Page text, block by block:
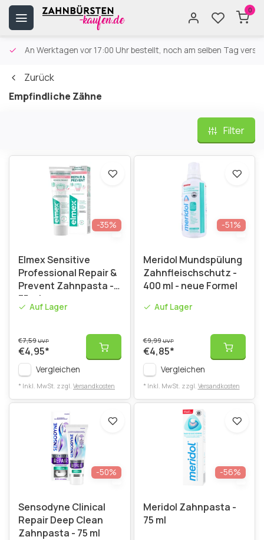
0
An Werktagen vor 17:00 Uhr bestellt, noch am selben Tag
Zurück
Empfindliche Zähne
Filter
-35%
Elmex Sensitive
Professional Repair &
Prevent Zahnpasta -
75 ml
Auf Lager
€7,59UVP
€4,95*
Vergleichen
* Inkl. MwSt. zzgl. Versandkosten
-51%
Meridol Mundspülung
Zahnfleischschutz -
400 ml - neue Formel
Auf Lager
€9,99UVP
€4,85*
Vergleichen
* Inkl. MwSt. zzgl. Versandkosten
-50%
Sensodyne Clinical
Repair Deep Clean
Zahnpasta - 75 ml
-56%
Meridol Zahnpasta -
75 ml